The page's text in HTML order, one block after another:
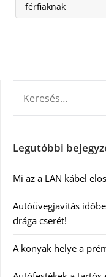
férfiaknak
Legutóbbi
Mi az a LAN kábel
Autóüvegjavítás
drága cserét!
A konyak helye a